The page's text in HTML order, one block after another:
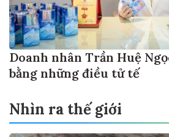
Doanh nhân Trần Huệ
bằng những điều tử tế
Nhìn ra thế giới